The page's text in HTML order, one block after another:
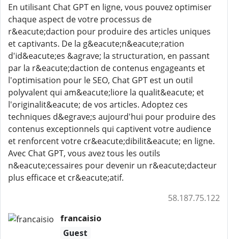
En utilisant Chat GPT en ligne, vous pouvez optimiser
chaque aspect de votre processus de
r&eacute;daction pour produire des articles uniques
et captivants. De la g&eacute;n&eacute;ration
d'id&eacute;es &agrave; la structuration, en passant
par la r&eacute;daction de contenus engageants et
l'optimisation pour le SEO, Chat GPT est un outil
polyvalent qui am&eacute;liore la qualit&eacute; et
l'originalit&eacute; de vos articles. Adoptez ces
techniques d&egrave;s aujourd'hui pour produire des
contenus exceptionnels qui captivent votre audience
et renforcent votre cr&eacute;dibilit&eacute; en ligne.
Avec Chat GPT, vous avez tous les outils
n&eacute;cessaires pour devenir un r&eacute;dacteur
plus efficace et cr&eacute;atif.
58.187.75.122
francaisio
Guest